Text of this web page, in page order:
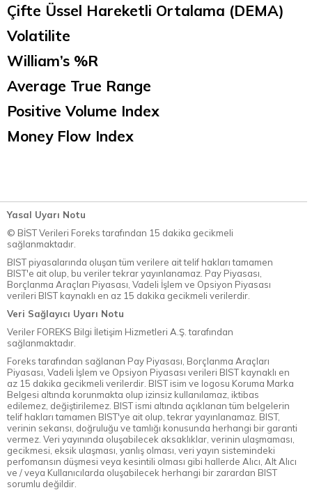
Çifte Üssel Hareketli Ortalama (DEMA)
Volatilite
William’s %R
Average True Range
Positive Volume Index
Money Flow Index
Yasal Uyarı Notu
© BİST Verileri Foreks tarafından 15 dakika gecikmeli
sağlanmaktadır.
BIST piyasalarında oluşan tüm verilere ait telif hakları tamamen
BIST'e ait olup, bu veriler tekrar yayınlanamaz. Pay Piyasası,
Borçlanma Araçları Piyasası, Vadeli İşlem ve Opsiyon Piyasası
verileri BIST kaynaklı en az 15 dakika gecikmeli verilerdir.
Veri Sağlayıcı Uyarı Notu
Veriler FOREKS Bilgi İletişim Hizmetleri A.Ş. tarafından
sağlanmaktadır.
Foreks tarafından sağlanan Pay Piyasası, Borçlanma Araçları
Piyasası, Vadeli İşlem ve Opsiyon Piyasası verileri BIST kaynaklı en
az 15 dakika gecikmeli verilerdir. BIST isim ve logosu Koruma Marka
Belgesi altında korunmakta olup izinsiz kullanılamaz, iktibas
edilemez, değiştirilemez. BIST ismi altında açıklanan tüm belgelerin
telif hakları tamamen BIST'ye ait olup, tekrar yayınlanamaz. BIST,
verinin sekansı, doğruluğu ve tamlığı konusunda herhangi bir garanti
vermez. Veri yayınında oluşabilecek aksaklıklar, verinin ulaşmaması,
gecikmesi, eksik ulaşması, yanlış olması, veri yayın sistemindeki
perfomansın düşmesi veya kesintili olması gibi hallerde Alıcı, Alt Alıcı
ve / veya Kullanıcılarda oluşabilecek herhangi bir zarardan BIST
sorumlu değildir.